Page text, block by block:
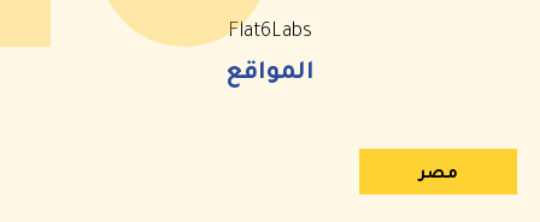
Flat6Labs
المواقع
مصر